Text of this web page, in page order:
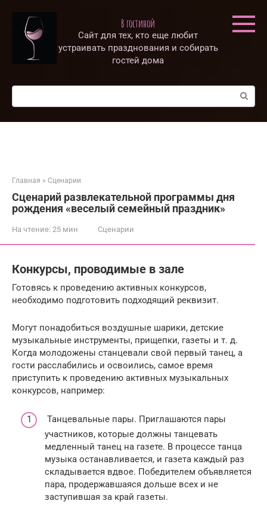
контенту
В гостиной
Сайт для тех, кто еще любит
устраивать празднования и собирать
гостей дома
Поиск:
Главная » Сценарии
Сценарий развлекательной программы дня
рождения «веселый семейный праздник»
На чтение: 25 мин Сценарии
Конкурсы, проводимые в зале
Готовясь к проведению активных конкурсов,
необходимо подготовить подходящий реквизит.
Могут понадобиться воздушные шарики, детские
музыкальные инструменты, прищепки, газеты и т. д.
Когда молодожены станцевали свой первый танец, а
гости расслабились и освоились, самое время
приступить к проведению активных музыкальных
конкурсов, например:
Танцевальные пары. Приглашаются пары
участников, которые должны танцевать
медленный танец на газете. В процессе танца
музыка останавливается, и газета каждый раз
складывается вдвое. Победителем объявляется
пара, продержавшаяся дольше всех и не
заступившая за край газеты.